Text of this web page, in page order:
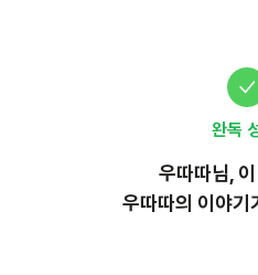
완독
우따따님, 이
우따따의 이야기